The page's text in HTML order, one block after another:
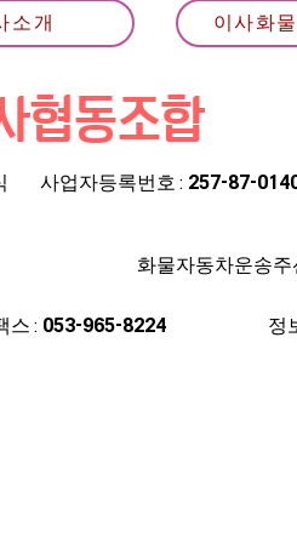
협동조합
​사업자등록번호 : 257-87-
소개 이사화
화물자동차운송
스 : 053-965-8224 정